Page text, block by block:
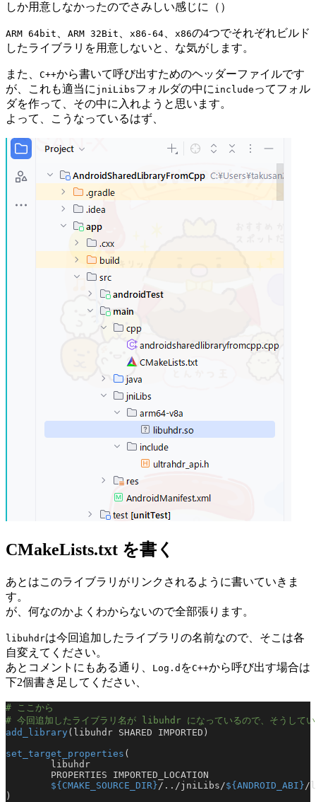
しか用意しなかったのでさみしい感じに（）
ARM 64bit ARM 32Bit x86-64 x86の4つでそれぞれビルド
したライブラリを用意しないと、な気がします。
また、 C++から書いて呼び出すためのヘッダーファイルです
が、これも適当に jniLibsフォルダの中に include ってフォル
ダを作って、その中に入れようと思います。
よって、こうなっているはず、
CMakeLists.txt を書く
あとはこのライブラリがリンクされるように書いていきま
す。
が、何なのかよくわからないので全部張ります。
libuhdrは今回追加したライブラリの名前なので、そこは各
自変えてください。
あとコメントにもある通り、
Log.d をC++から呼び出す場合は
下2個書き足してください、
# ここから
# 今回追加したライブラリ名が libuhdr になっているので、そうして
add_library (libuhdr SHARED IMPORTED)
set_target_properties (
        libuhdr
        PROPERTIES IMPORTED_LOCATION
        ${CMAKE_SOURCE_DIR}
/../jniLibs/${ANDROID_ABI} /
)